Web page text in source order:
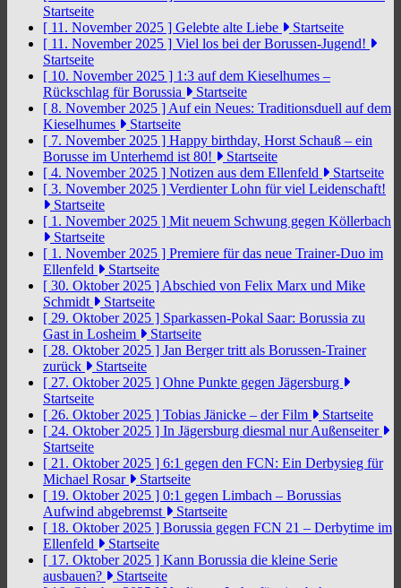
Startseite
[ 11. November 2025 ] Gelebte alte Liebe
Startseite
[ 11. November 2025 ] Viel los bei der Borussen-Jugend!
Startseite
[ 10. November 2025 ] 1:3 auf dem Kieselhumes –
Rückschlag für Borussia
Startseite
[ 8. November 2025 ] Auf ein Neues: Traditionsduell auf dem
Kieselhumes
Startseite
[ 7. November 2025 ] Happy birthday, Horst Schauß – ein
Borusse im Unterhemd ist 80!
Startseite
[ 4. November 2025 ] Notizen aus dem Ellenfeld
Startseite
[ 3. November 2025 ] Verdienter Lohn für viel Leidenschaft!
Startseite
[ 1. November 2025 ] Mit neuem Schwung gegen Köllerbach
Startseite
[ 1. November 2025 ] Premiere für das neue Trainer-Duo im
Ellenfeld
Startseite
[ 30. Oktober 2025 ] Abschied von Felix Marx und Mike
Schmidt
Startseite
[ 29. Oktober 2025 ] Sparkassen-Pokal Saar: Borussia zu
Gast in Losheim
Startseite
[ 28. Oktober 2025 ] Jan Berger tritt als Borussen-Trainer
zurück
Startseite
[ 27. Oktober 2025 ] Ohne Punkte gegen Jägersburg
Startseite
[ 26. Oktober 2025 ] Tobias Jänicke – der Film
Startseite
[ 24. Oktober 2025 ] In Jägersburg diesmal nur Außenseiter
Startseite
[ 21. Oktober 2025 ] 6:1 gegen den FCN: Ein Derbysieg für
Michael Rosar
Startseite
[ 19. Oktober 2025 ] 0:1 gegen Limbach – Borussias
Aufwind abgebremst
Startseite
[ 18. Oktober 2025 ] Borussia gegen FCN 21 – Derbytime im
Ellenfeld
Startseite
[ 17. Oktober 2025 ] Kann Borussia die kleine Serie
ausbauen?
Startseite